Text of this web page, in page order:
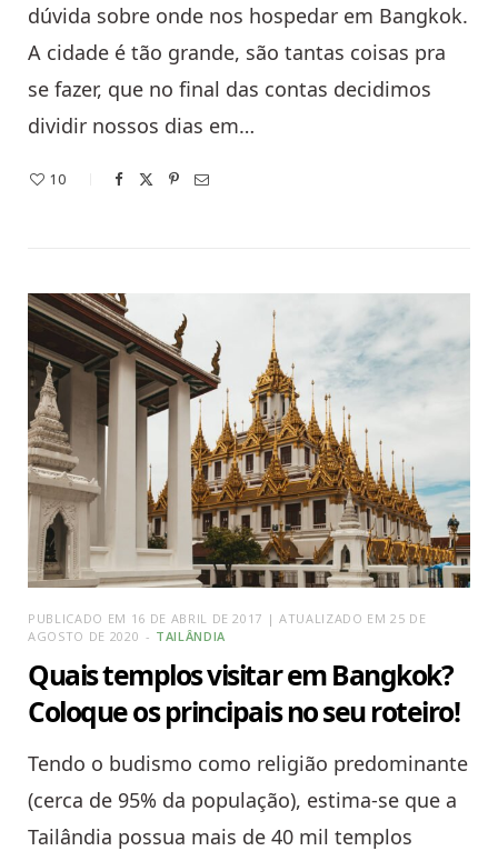
dúvida sobre onde nos hospedar em Bangkok.
A cidade é tão grande, são tantas coisas pra
se fazer, que no final das contas decidimos
dividir nossos dias em…
10
PUBLICADO EM 16 DE ABRIL DE 2017 | ATUALIZADO EM 25 DE
AGOSTO DE 2020
TAILÂNDIA
Quais templos visitar em Bangkok?
Coloque os principais no seu roteiro!
Tendo o budismo como religião predominante
(cerca de 95% da população), estima-se que a
Tailândia possua mais de 40 mil templos